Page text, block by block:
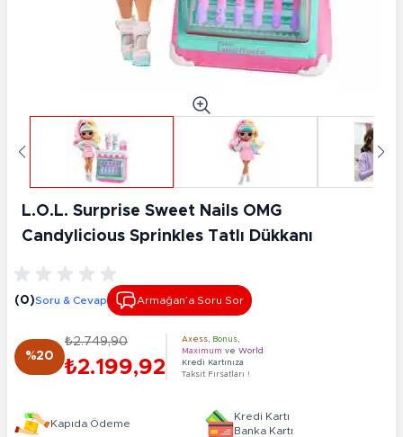
L.O.L. Surprise Sweet Nails OMG
Candylicious Sprinkles Tatlı Dükkanı
(0)Soru & Cevap Armağan’a Soru Sor
%20
₺2.749,90
₺2.199,92
Axess Bonus
Maximum ve World
Kredi Kartınıza
Taksit Fırsatları !
Kapıda Ödeme
Kredi Kartı
Banka Kartı